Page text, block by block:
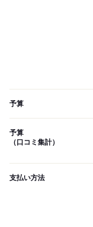
予算
予算
（口コミ集計）
支払い方法